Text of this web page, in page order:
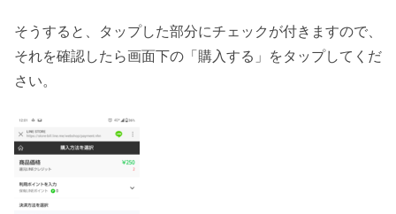
そうすると、タップした部分にチェックが付きますので、
それを確認したら画面下の「購入する」をタップしてくだ
さい。